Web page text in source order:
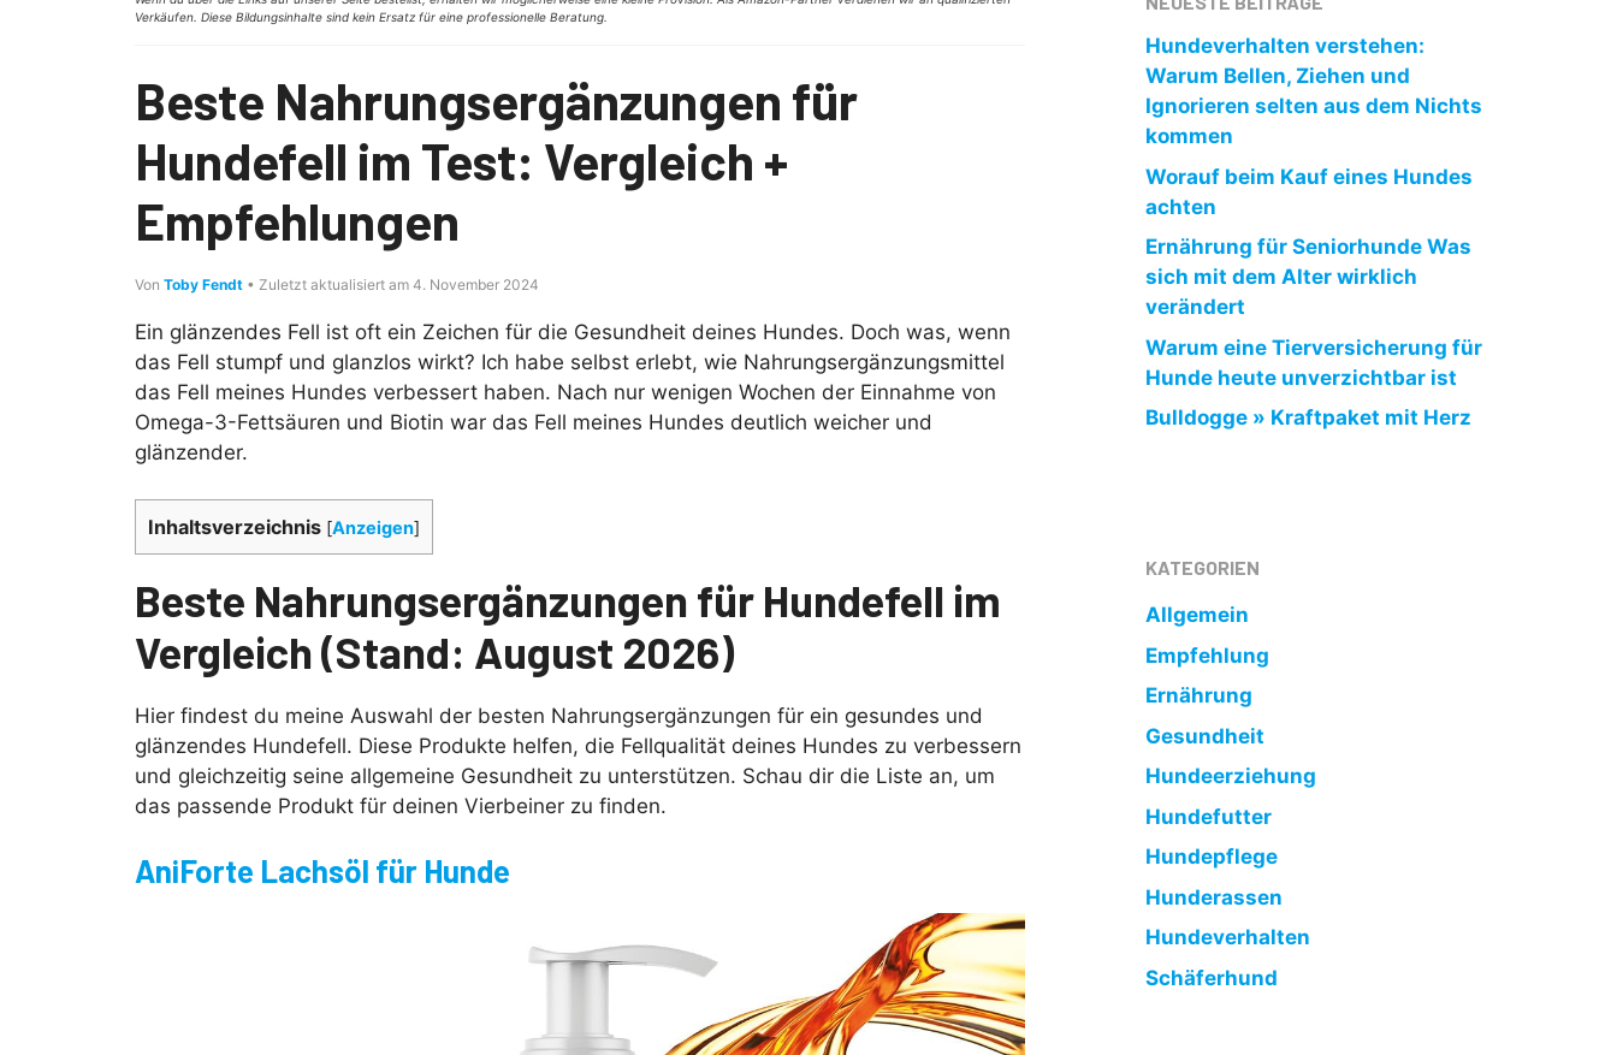
Verkäufen. Diese Bildungsinhalte sind kein Ersatz für eine professionelle Beratung.
Beste Nahrungsergänzungen für
Hundefell im Test: Vergleich +
Empfehlungen
Von Toby Fendt • Zuletzt aktualisiert am 4. November 2024
Ein glänzendes Fell ist oft ein Zeichen für die Gesundheit deines Hundes. Doch was, wenn
das Fell stumpf und glanzlos wirkt? Ich habe selbst erlebt, wie Nahrungsergänzungsmittel
das Fell meines Hundes verbessert haben. Nach nur wenigen Wochen der Einnahme von
Omega-3-Fettsäuren und Biotin war das Fell meines Hundes deutlich weicher und
glänzender.
Inhaltsverzeichnis [Anzeigen]
Beste Nahrungsergänzungen für Hundefell im
Vergleich (Stand: August 2026)
Hier findest du meine Auswahl der besten Nahrungsergänzungen für ein gesundes und
glänzendes Hundefell. Diese Produkte helfen, die Fellqualität deines Hundes zu verbessern
und gleichzeitig seine allgemeine Gesundheit zu unterstützen. Schau dir die Liste an, um
das passende Produkt für deinen Vierbeiner zu finden.
AniForte Lachsöl für Hunde
Hundeverhalten verstehen:
Warum Bellen, Ziehen und
Ignorieren selten aus dem Nichts
kommen
Worauf beim Kauf eines Hundes
achten
Ernährung für Seniorhunde Was
sich mit dem Alter wirklich
verändert
Warum eine Tierversicherung für
Hunde heute unverzichtbar ist
Bulldogge » Kraftpaket mit Herz
KATEGORIEN
Allgemein
Empfehlung
Ernährung
Gesundheit
Hundeerziehung
Hundefutter
Hundepflege
Hunderassen
Hundeverhalten
Schäferhund